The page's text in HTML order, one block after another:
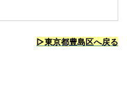
▷東京都豊島区へ戻る